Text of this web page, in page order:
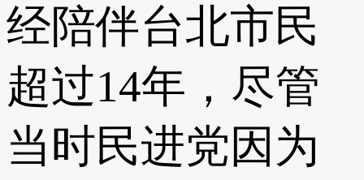
经陪伴台北市民
超过14年，尽管
当时民进党因为